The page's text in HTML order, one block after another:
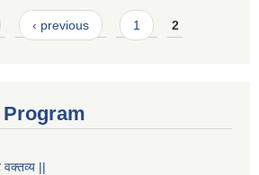
‹ previous 1 2
||